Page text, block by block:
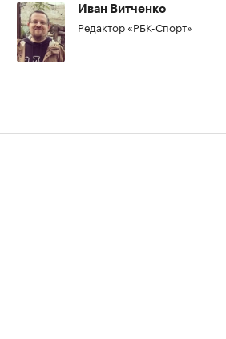
Иван Витченко
Редактор «РБК-Спорт»